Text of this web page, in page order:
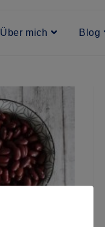
Über mich Blog